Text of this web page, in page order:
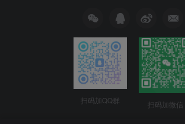
扫码加QQ群 扫码加微信